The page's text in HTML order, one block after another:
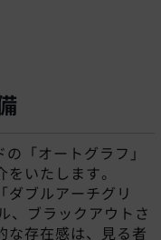
「オートグラフ」
いたします。
ダブルアーチグリ
、ブラックアウトさ
な存在感は、見る者